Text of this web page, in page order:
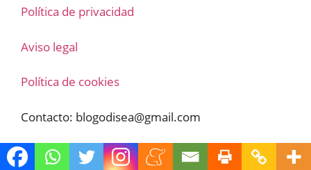
Política de privacidad
Aviso legal
Política de cookies
Contacto: blogodisea@gmail.com